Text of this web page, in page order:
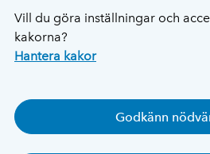
Vill du göra inställningar och
kakorna?
Hantera kakor
Godkänn